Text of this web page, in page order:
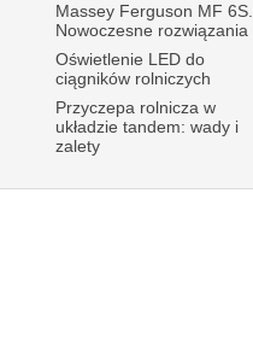
Massey Ferguson MF 6S.
Nowoczesne rozwiązania
Oświetlenie LED do
ciągników rolniczych
Przyczepa rolnicza w
układzie tandem: wady i
zalety